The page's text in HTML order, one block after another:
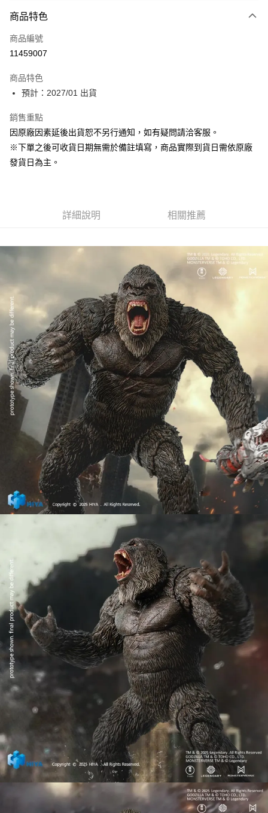
信用卡一次付款
超商取貨付款
大哥付你分期
【大哥付你分期使用說明】
1.本服務由台灣大哥大提供，台灣大哥大用戶可立即使用無須另外申請。
流程，驗證手機門號後，選擇欲分期的期數、繳款截止日，確認付款後即完
成交易。
【繳款方式說明】
2.透過簡訊連結打開帳單後，可選擇「超商條碼／台灣大直營門市／銀行轉
1.本服務係由「台灣大哥大股份有限公司」（以下簡稱本公司）所提供，讓
用戶於交易時，得透過本服務購買商品或服務，並由商店將買賣／分期付款
買賣價金債權讓與本公司後，依約使用本公司帳單繳交帳款。
2.基於同意付款使用「大哥付你分期」之契約關係目的，商店將以您的個人
資料（包含姓名、電話或地址）提供予台灣大哥大進項蒐集、處理及利用，
由本公司與您本人進行分期帳單所需資料之確認、核對及更正。
3.完整用戶服務條款，請詳閱以下連結：https://oppay.tw/userRule
ATM付款
運送方式
預購-付款後全家取貨(舊)
預購-7-11取貨付款(舊)
每筆NT$90，滿NT$3,000(含以上)免運費
每筆NT$90，滿NT$3,000(含以上)免運費
預購-宅配(舊)
每筆NT$120，滿NT$3,000(含以上)免運費
預購-宅配(離島)(舊)
每筆NT$160，滿NT$3,000(含以上)免運費
東海門市自取，需自備購物袋取貨唷。
免運費
商品特色
商品編號
11459007
商品特色
預計：2027/01 出貨
銷售重點
因原廠因素延後出貨恕不另行通知，如有疑問請洽客服。
※下單之後可收貨日期無需於備註填寫，商品實際到貨日需依原廠
發貨日為主。
詳細說明 相關推薦